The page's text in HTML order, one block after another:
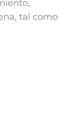
tal como